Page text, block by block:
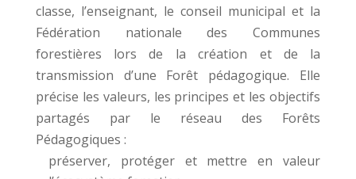
classe, l’enseignant, le conseil municipal et la
Fédération nationale des Communes
forestières lors de la création et de la
transmission d’une Forêt pédagogique. Elle
précise les valeurs, les principes et les objectifs
partagés par le réseau des Forêts
Pédagogiques :
préserver, protéger et mettre en valeur